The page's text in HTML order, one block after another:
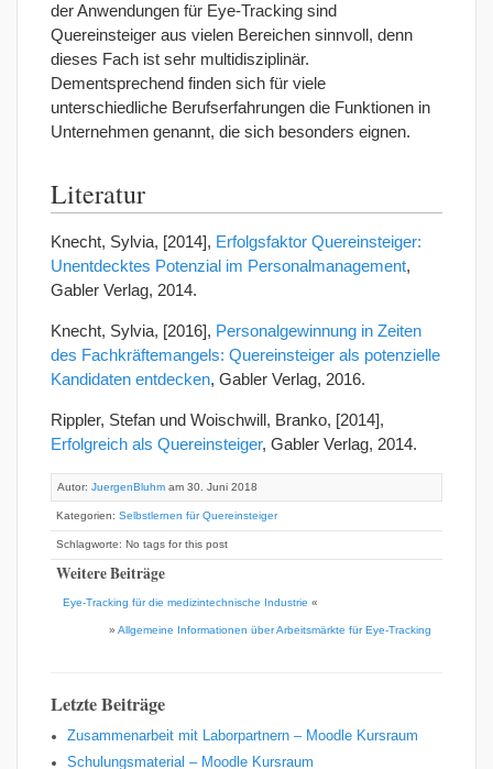
der Anwendungen für Eye-Tracking sind
Quereinsteiger aus vielen Bereichen sinnvoll, denn
dieses Fach ist sehr multidisziplinär.
Dementsprechend finden sich für viele
unterschiedliche Berufserfahrungen die Funktionen in
Unternehmen genannt, die sich besonders eignen.
Literatur
Knecht, Sylvia, [2014], Erfolgsfaktor Quereinsteiger:
Unentdecktes Potenzial im Personalmanagement,
Gabler Verlag, 2014.
Knecht, Sylvia, [2016], Personalgewinnung in Zeiten
des Fachkräftemangels: Quereinsteiger als potenzielle
Kandidaten entdecken, Gabler Verlag, 2016.
Rippler, Stefan und Woischwill, Branko, [2014],
Erfolgreich als Quereinsteiger, Gabler Verlag, 2014.
Autor: JuergenBluhm am 30. Juni 2018
Kategorien: Selbstlernen für Quereinsteiger
Schlagworte: No tags for this post
Weitere Beiträge
Eye-Tracking für die medizintechnische Industrie «
» Allgemeine Informationen über Arbeitsmärkte für Eye-Tracking
Letzte Beiträge
Zusammenarbeit mit Laborpartnern – Moodle Kursraum
Schulungsmaterial – Moodle Kursraum